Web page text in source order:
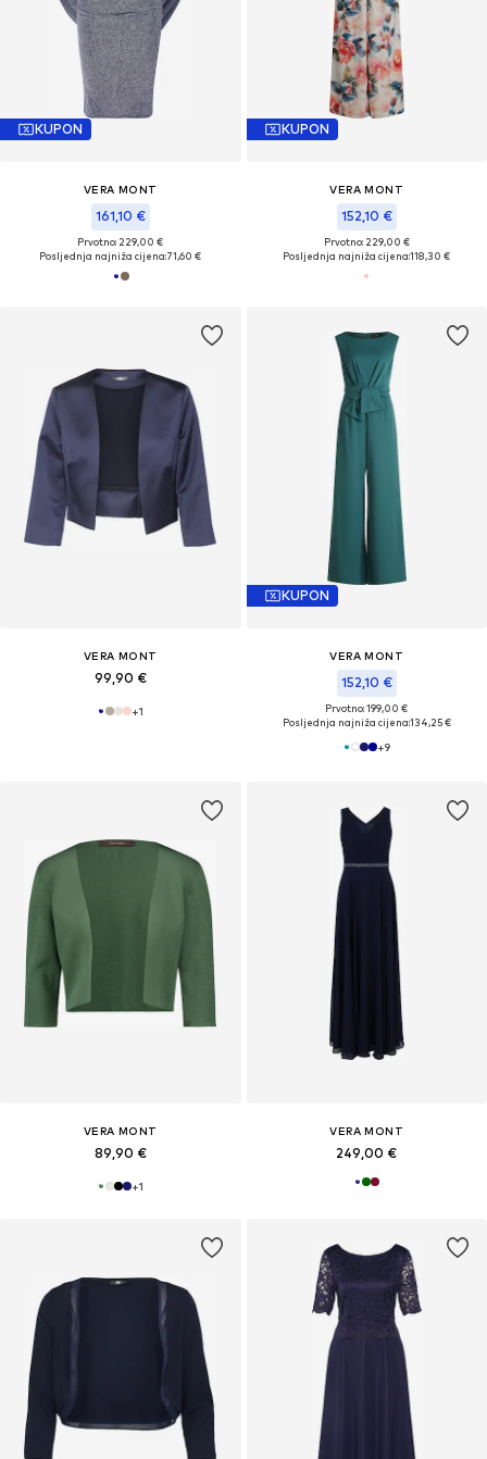
KUPON
VERA MONT
161,10 €
Prvotno: 229,00 €
Posljednja najniža cijena:71,60 €
KUPON
VERA MONT
152,10 €
Prvotno: 229,00 €
Posljednja najniža cijena:118,30 €
VERA MONT
99,90 €
+1
KUPON
VERA MONT
152,10 €
Prvotno: 199,00 €
Posljednja najniža cijena:134,25 €
+9
VERA MONT
89,90 €
+1
VERA MONT
249,00 €